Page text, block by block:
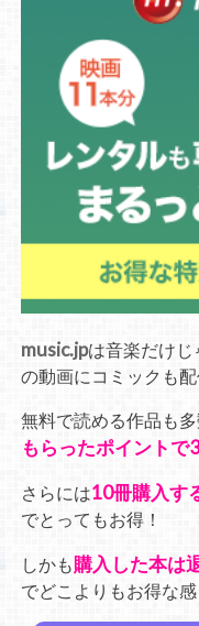
music.jpは音楽だけ
の動画にコミックも配
無料で読める作品も
もらったポイントで
さらには10冊購入す
でとってもお得！
しかも購入した本は
でどこよりもお得な感